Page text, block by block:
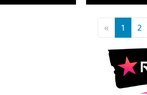
« 1 2